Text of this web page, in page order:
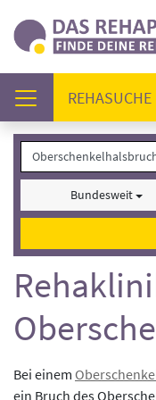
REHASUCHE
Bundesweit
Bei einem
ein Bruch des